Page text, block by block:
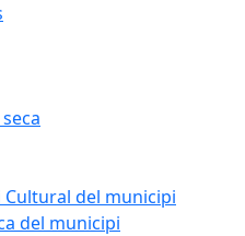
del municipi
del municipi